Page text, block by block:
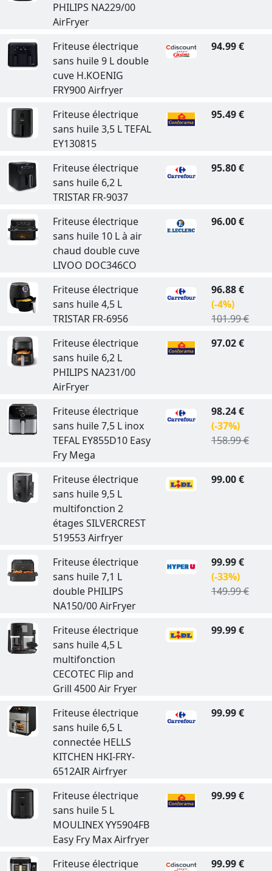
PHILIPS NA229/00
AirFryer
Friteuse électrique
sans huile 9 L double
cuve H.KOENIG
FRY900 Airfryer
94.99 €
Friteuse électrique
sans huile 3,5 L TEFAL
EY130815
95.49 €
Friteuse électrique
sans huile 6,2 L
TRISTAR FR-9037
95.80 €
Friteuse électrique
sans huile 10 L à air
chaud double cuve
LIVOO DOC346CO
96.00 €
Friteuse électrique
sans huile 4,5 L
TRISTAR FR-6956
96.88 €
(-4%)
101.99 €
Friteuse électrique
sans huile 6,2 L
PHILIPS NA231/00
AirFryer
97.02 €
Friteuse électrique
sans huile 7,5 L inox
TEFAL EY855D10 Easy
Fry Mega
98.24 €
(-37%)
158.99 €
Friteuse électrique
sans huile 9,5 L
multifonction 2
étages SILVERCREST
519553 Airfryer
99.00 €
Friteuse électrique
sans huile 7,1 L
double PHILIPS
NA150/00 AirFryer
99.99 €
(-33%)
149.99 €
Friteuse électrique
sans huile 4,5 L
multifonction
CECOTEC Flip and
Grill 4500 Air Fryer
99.99 €
Friteuse électrique
sans huile 6,5 L
connectée HELLS
KITCHEN HKI-FRY-
6512AIR Airfryer
99.99 €
Friteuse électrique
sans huile 5 L
MOULINEX YY5904FB
Easy Fry Max Airfryer
99.99 €
Friteuse électrique
99.99 €